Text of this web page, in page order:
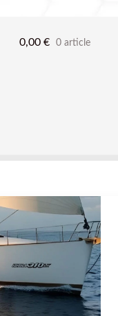
0,00 € 0 article